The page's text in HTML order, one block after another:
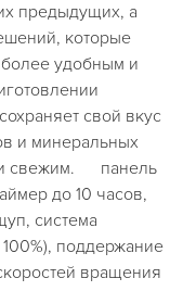
предыдущих, а
которые
удобным и
свой вкус
и минеральных
и свежим. панель
до 10 часов,
система
поддержание
вращения